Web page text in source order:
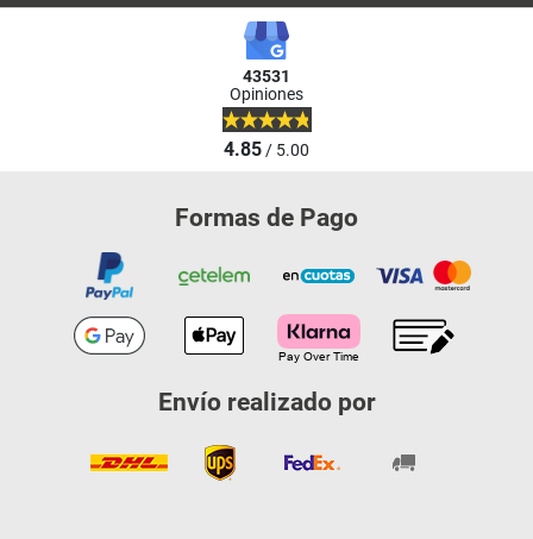
43531
Opiniones
4.85/ 5.00
Formas de Pago
Envío realizado por